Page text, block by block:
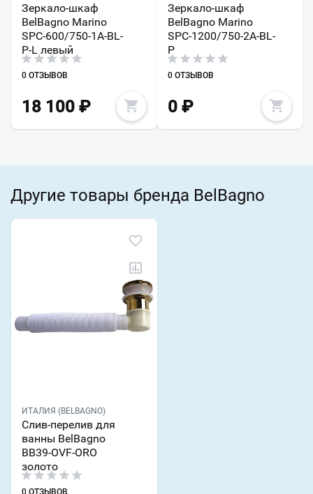
Зеркало-шкаф
BelBagno Marino
SPC-600/750-1A-BL-
P-L левый
0 ОТЗЫВОВ
18 100 ₽
Зеркало-шкаф
BelBagno Marino
SPC-1200/750-2A-BL-
P
0 ОТЗЫВОВ
0₽
Другие товары бренда BelBagno
ИТАЛИЯ (BELBAGNO)
Слив-перелив для
ванны BelBagno
BB39-OVF-ORO
золото
0 ОТЗЫВОВ